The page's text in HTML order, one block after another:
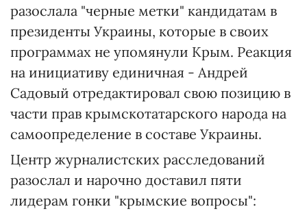
разослала "черные метки" кандидатам в
президенты Украины, которые в своих
программах не упомянули Крым. Реакция
на инициативу единичная - Андрей
Садовый отредактировал свою позицию в
части прав крымскотатарского народа на
самоопределение в составе Украины.
Центр журналистских расследований
разослал и нарочно доставил пяти
лидерам гонки "крымские вопросы":